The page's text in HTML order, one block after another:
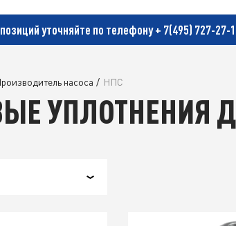
уточняйте по телефону+ 7(495) 727-27-
насоса / НПС
УПЛОТНЕНИЯ